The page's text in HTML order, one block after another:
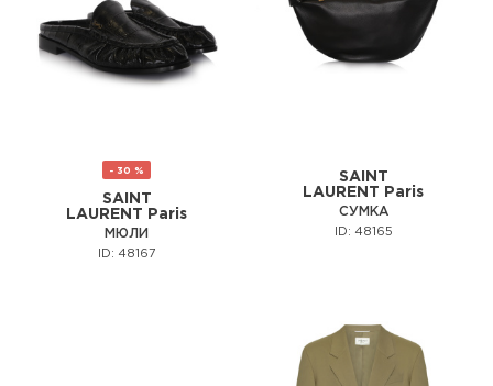
- 30 %
SAINT
LAURENT Paris
МЮЛИ
ID: 48167
SAINT
LAURENT Paris
СУМКА
ID: 48165